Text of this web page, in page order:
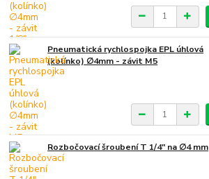
Pneumatická rychlospojka EPL úhlová
(kolínko) ∅4mm - závit M5
Rozbočovací šroubení T 1/4" na ∅4 mm